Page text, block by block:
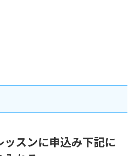
ッスンに申込み下記に